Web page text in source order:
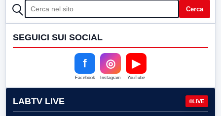
CERCA Cerca
SEGUICI SUI SOCIAL
f
Facebook
◎
Instagram
▶
YouTube
LABTV LIVE LIVE